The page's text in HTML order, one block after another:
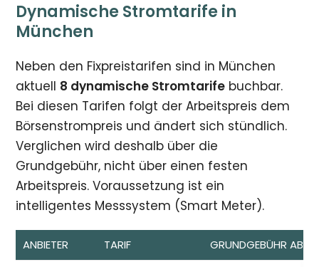
Dynamische Stromtarife in
München
Neben den Fixpreistarifen sind in München
aktuell 8 dynamische Stromtarife buchbar.
Bei diesen Tarifen folgt der Arbeitspreis dem
Börsenstrompreis und ändert sich stündlich.
Verglichen wird deshalb über die
Grundgebühr, nicht über einen festen
Arbeitspreis. Voraussetzung ist ein
intelligentes Messsystem (Smart Meter).
ANBIETER TARIF GRUNDGEBÜHR AB*